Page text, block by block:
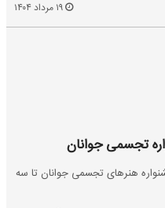
تجسمی جوانان
هنرهای تجسمی جوانان تا سه